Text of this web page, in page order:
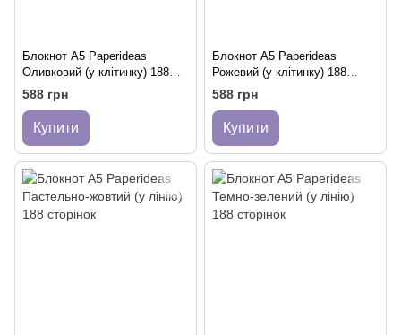
Блокнот A5 Paperideas
Оливковий (у клітинку) 188
сторінок
588 грн
Купити
Блокнот A5 Paperideas
Рожевий (у клітинку) 188
сторінок
588 грн
Купити